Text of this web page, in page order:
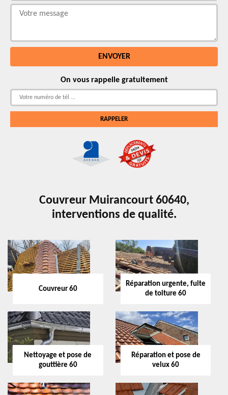
On vous rappelle gratuitement
Couvreur Muirancourt 60640,
interventions de qualité.
Couvreur 60
Réparation urgente, fuite
de toiture 60
Nettoyage et pose de
gouttière 60
Réparation et pose de
velux 60